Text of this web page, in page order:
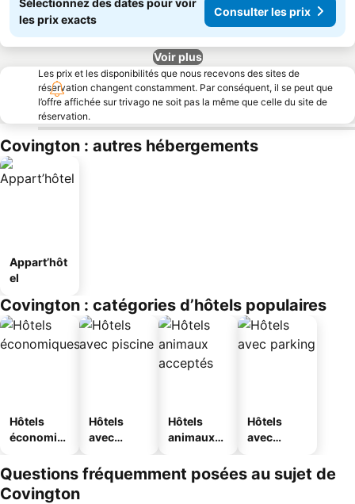
Sélectionnez des dates pour voir
les prix exacts
Consulter les prix
Voir plus
Les prix et les disponibilités que nous recevons des sites de
réservation changent constamment. Par conséquent, il se peut que
l’offre affichée sur trivago ne soit pas la même que celle du site de
réservation.
Covington : autres hébergements
Appart’hôt
el
Covington : catégories d’hôtels populaires
Hôtels
économiq
Hôtels
avec
Hôtels
animaux
Hôtels
avec
Questions fréquemment posées au sujet de
Covington